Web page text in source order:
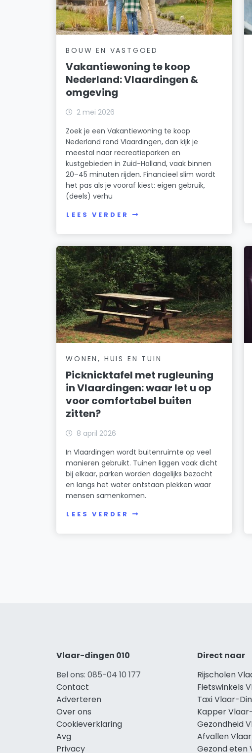
BOUW EN VASTGOED
Vakantiewoning te koop
Nederland: Vlaardingen &
omgeving
2 mei 2026
Zoek je een Vakantiewoning te koop
Nederland rond Vlaardingen, dan kijk je
meestal naar recreatieparken en
kustgebieden in Zuid-Holland, vaak binnen
20–45 minuten rijden. Financieel slim wordt
het pas als je vooraf kiest: eigen gebruik,
(deels) verhu
LEES VERDER
WONEN, HUIS EN TUIN
Picknicktafel met rugleuning
in Vlaardingen: waar let u op
voor comfortabel buiten
zitten?
8 april 2026
In Vlaardingen wordt buitenruimte op veel
manieren gebruikt. Tuinen liggen vaak dicht
bij elkaar, parken worden dagelijks bezocht
en langs het water ontstaan plekken waar
mensen samenkomen.
LEES VERDER
Vlaar-dingen 010
Bel ons: 085-04 10 177
Contact
Adverteren
Over ons
Cookieverklaring
Avg
Privacy
Direct naar
Rijscholen
Fietswinkels
Taxi Vlaar-
Kapper
Gezondheid
Afvallen
Gezond eten